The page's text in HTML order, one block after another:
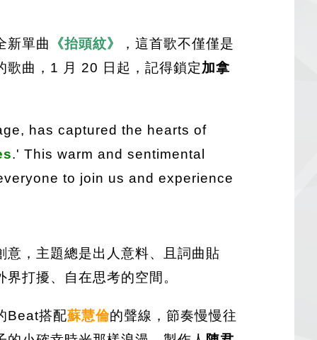
新單曲 《抬頭紋》
，這首歌不僅僅是
歌曲，1 月 20 日起，記得鎖定加拿
has captured the hearts of
.' This warm and sentimental
to join us and experience
，主題總是出人意料、且詞曲貼
打擾、自在思考的空間。
Beat搭配蘇慧倫的聲線，節奏慢慢往